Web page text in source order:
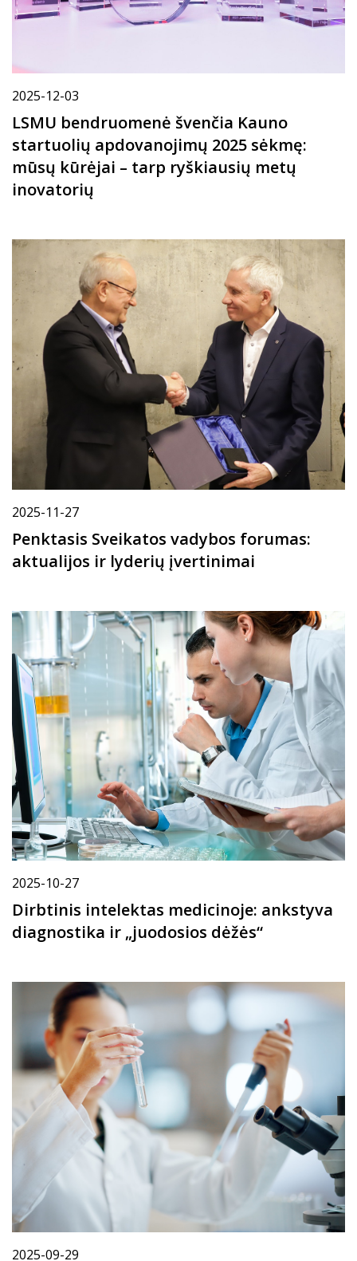
2025-12-03
LSMU bendruomenė švenčia Kauno
startuolių apdovanojimų 2025 sėkmę:
mūsų kūrėjai – tarp ryškiausių metų
inovatorių
2025-11-27
Penktasis Sveikatos vadybos forumas:
aktualijos ir lyderių įvertinimai
2025-10-27
Dirbtinis intelektas medicinoje: ankstyva
diagnostika ir „juodosios dėžės“
2025-09-29